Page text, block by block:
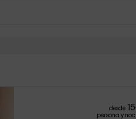
desde 15
persona y